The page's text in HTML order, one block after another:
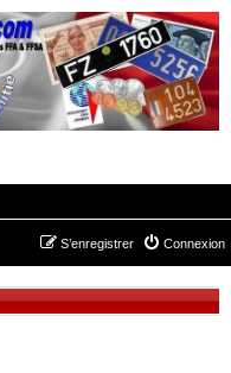
Connexion
S’enregistrer